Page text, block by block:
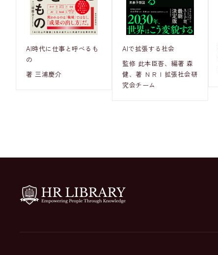
AI時代に仕事と呼べるも
の
著 三浦慶介
AIで拡張する社会
監修 此本臣吾、編著 森
健、著 ＮＲＩ拡張社会研
究会チーム